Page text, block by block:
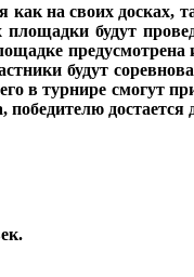
на своих досках,
будут
будут
турнире смогут
достается